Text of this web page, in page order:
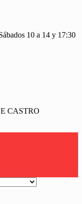
10 a 14 y 17:30
CASTRO